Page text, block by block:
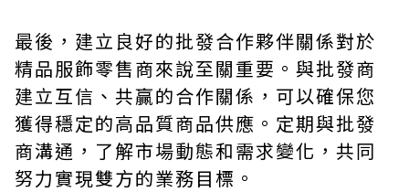
最後，建立良好的批發合作夥伴關係對於
精品服飾零售商來說至關重要。與批發商
建立互信、共贏的合作關係，可以確保您
獲得穩定的高品質商品供應。定期與批發
商溝通，了解市場動態和需求變化，共同
努力實現雙方的業務目標。